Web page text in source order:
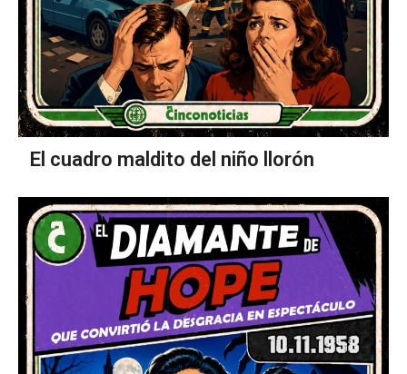
El cuadro maldito del niño llorón